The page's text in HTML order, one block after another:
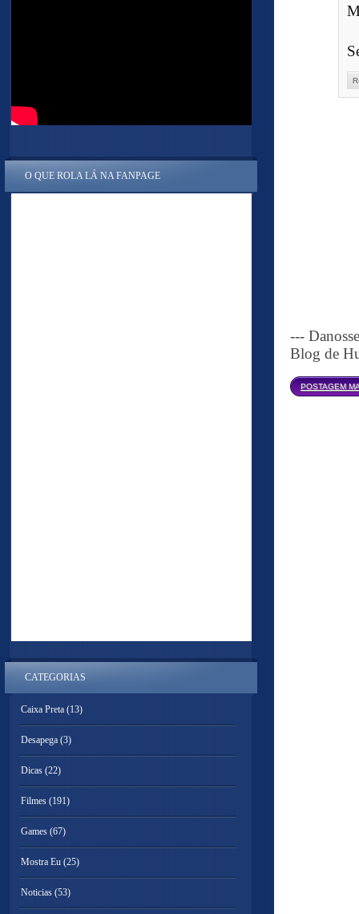
---
Blog de
POSTAGEM
O QUE ROLA LÁ NA FANPAGE
CATEGORIAS
Caixa Preta (13)
Desapega (3)
Dicas (22)
Filmes (191)
Games (67)
Mostra Eu (25)
Noticias (53)